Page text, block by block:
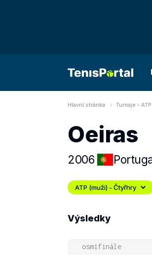
Hlavní stránka Turnaje -
Oeiras
2006
ATP (muži) - Čtyřhry
Výsledky
osmifinále